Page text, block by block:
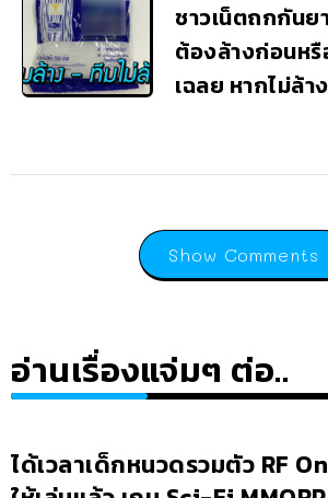
ชาวเน็ตถกกันย
ต้องล้างก่อนหรื
เฉลย หากไม่ล้า
Show Comments
อ่านเรื่องแจ่มๆ ต่อ..
ได้เวลาเด็กหนวดรวมตัว RF